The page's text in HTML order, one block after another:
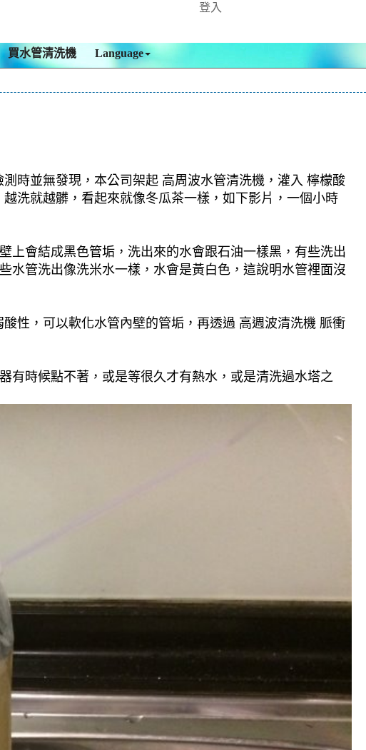
登入
買水管清洗機 Language
時並無發現，本公司架起 高周波水管清洗機，灌入 檸檬酸
洗就越髒，看起來就像冬瓜茶一樣，如下影片，一個小時
上會結成黑色管垢，洗出來的水會跟石油一樣黑，有些洗出
水管洗出像洗米水一樣，水會是黃白色，這說明水管裡面沒
性，可以軟化水管內壁的管垢，再透過 高週波清洗機 脈衝
有時候點不著，或是等很久才有熱水，或是清洗過水塔之